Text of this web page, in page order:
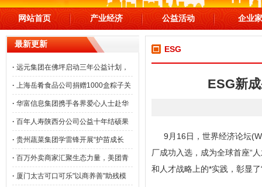
网站首页 产业经济 公益活动 企业家
最新更新
· 远元集团在佛坪启动三年公益计划，
· 上海岳肴食品公司捐赠1000盒粽子关
· 华富信息集团携手各界爱心人士赴华
· 百年人寿陕西分公司公益十年结硕果
· 贵州蔬菜集团学雷锋开展“护苗成长
· 百万外卖商家汇聚生态力量，美团青
· 厦门太古可口可乐"以商养善"助残模
ESG
ESG新
9月16日，世界经济论坛
厂成功入选，成为全球首座“
和人才战略上的*实践，彰显